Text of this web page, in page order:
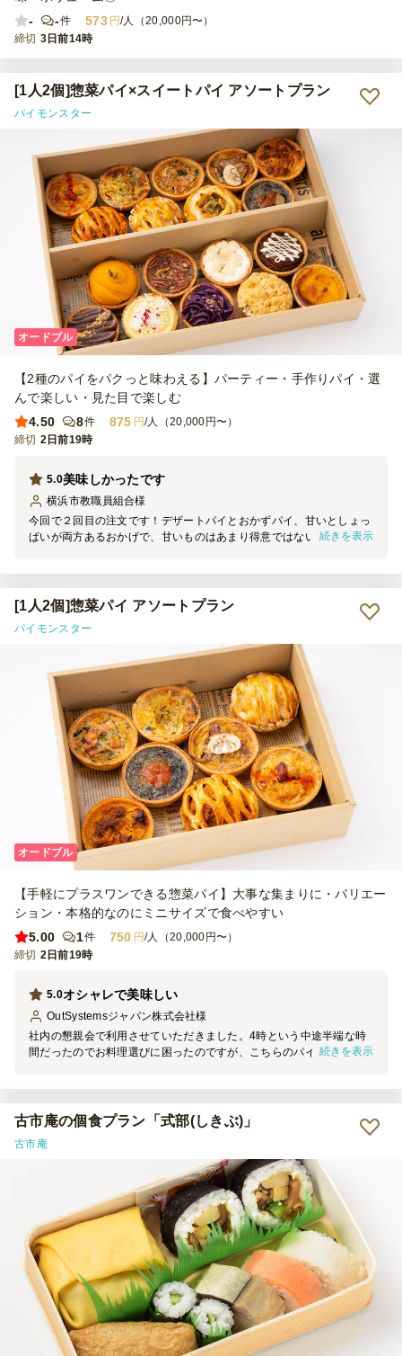
-
-件 573 円/人（20,000円〜）
締切 3日前14時
[1人2個]惣菜パイ×スイートパイ アソートプラン
パイモンスター
オードブル
【2種のパイをパクっと味わえる】パーティー・手作りパイ・選
んで楽しい・見た目で楽しむ
4.50
8件 875 円/人（20,000円〜）
締切 2日前19時
美味しかったです
5.0
横浜市教職員組合様
今回で２回目の注文です！デザートパイとおかずパイ、甘いとしょっ
ぱいが両方あるおかげで、甘いものはあまり得意ではないという方に
注文しようと思っています。
続きを表示
[1人2個]惣菜パイ アソートプラン
パイモンスター
オードブル
【手軽にプラスワンできる惣菜パイ】大事な集まりに・バリエー
ション・本格的なのにミニサイズで食べやすい
5.00
1件 750 円/人（20,000円〜）
締切 2日前19時
オシャレで美味しい
5.0
OutSystemsジャパン株式会社様
社内の懇親会で利用させていただきました。4時という中途半端な時
間だったのでお料理選びに困ったのですが、こちらのパイはサイズ的
続きを表示
古市庵の個食プラン「式部(しきぶ)」
古市庵